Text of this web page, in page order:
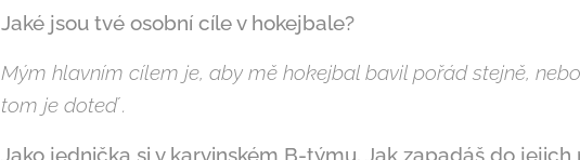
Jaké jsou tvé osobní cíle v hokejbale?
Mým hlavním cílem je, aby mě hokejbal bavil pořád stejně,
tom je doteď .
Jako jednička si v karvinském B-týmu. Jak zapadáš do